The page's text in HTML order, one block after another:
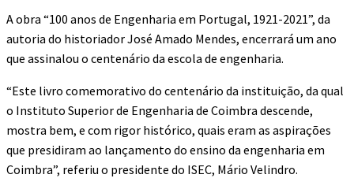
A obra “100 anos de Engenharia em Portugal, 1921-2021”, da
autoria do historiador José Amado Mendes, encerrará um ano
que assinalou o centenário da escola de engenharia.
“Este livro comemorativo do centenário da instituição, da qual
o Instituto Superior de Engenharia de Coimbra descende,
mostra bem, e com rigor histórico, quais eram as aspirações
que presidiram ao lançamento do ensino da engenharia em
Coimbra”, referiu o presidente do ISEC, Mário Velindro.